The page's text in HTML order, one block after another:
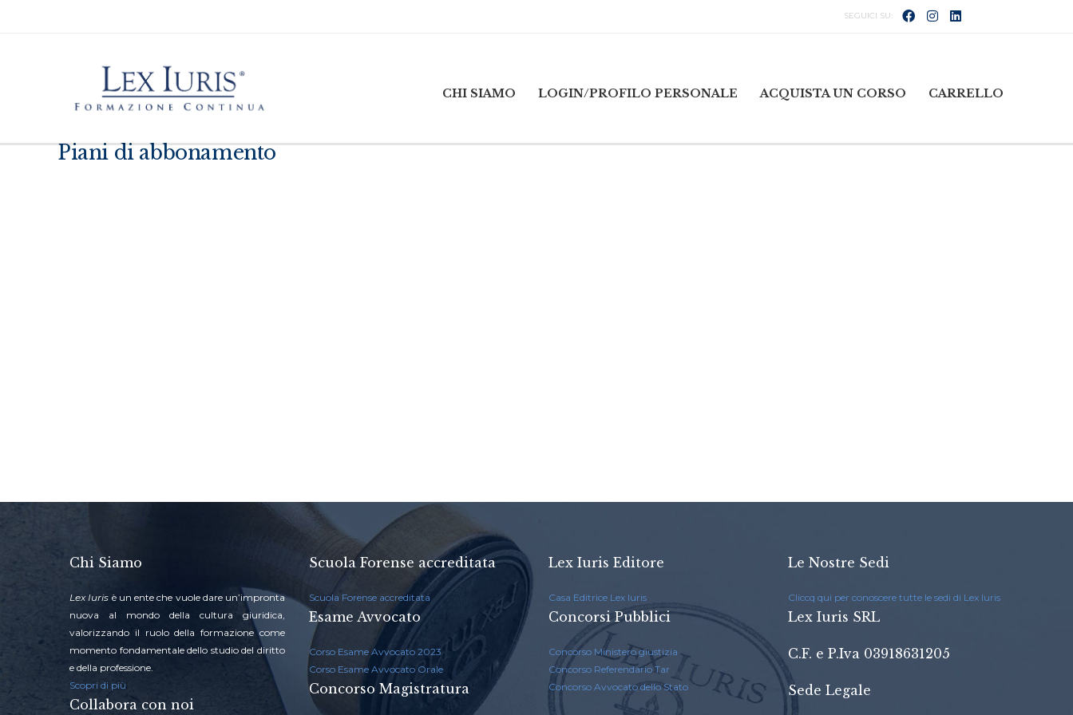
CHI SIAMO LOGIN/PROFILO PERSONALE ACQUISTA UN CORSO CARRELLO
Piani di abbonamento
Chi Siamo
Lex Iuris è un ente che vuole dare un’impronta
nuova al mondo della cultura giuridica,
valorizzando il ruolo della formazione come
momento fondamentale dello studio del diritto
e della professione.
Scopri di più
Collabora con noi
Scuola Forense accreditata
Scuola Forense accreditata
Esame Avvocato
Corso Esame Avvocato 2023
Corso Esame Avvocato Orale
Concorso Magistratura
Lex Iuris Editore
Casa Editrice Lex Iuris
Concorsi Pubblici
Concorso Ministero giustizia
Concorso Referendario Tar
Concorso Avvocato dello Stato
Le Nostre Sedi
Cliccq qui per conoscere tutte le sedi di Lex Iuris
Lex Iuris SRL
C.F. e P.Iva 03918631205
Sede Legale